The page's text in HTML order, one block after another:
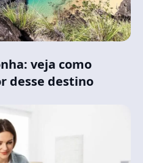
veja como
desse destino